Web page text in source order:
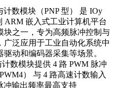
计数模块（PNP 型） 是 IOy
ARM 嵌入式工业计算机平台
块之一，专为高频脉冲控制与
广泛应用于工业自动化系统中
动和编码器采集等场景。
数模块提供 4 路 PWM 脉冲
） 与 4 路高速计数输入
冲输出频率最高支持